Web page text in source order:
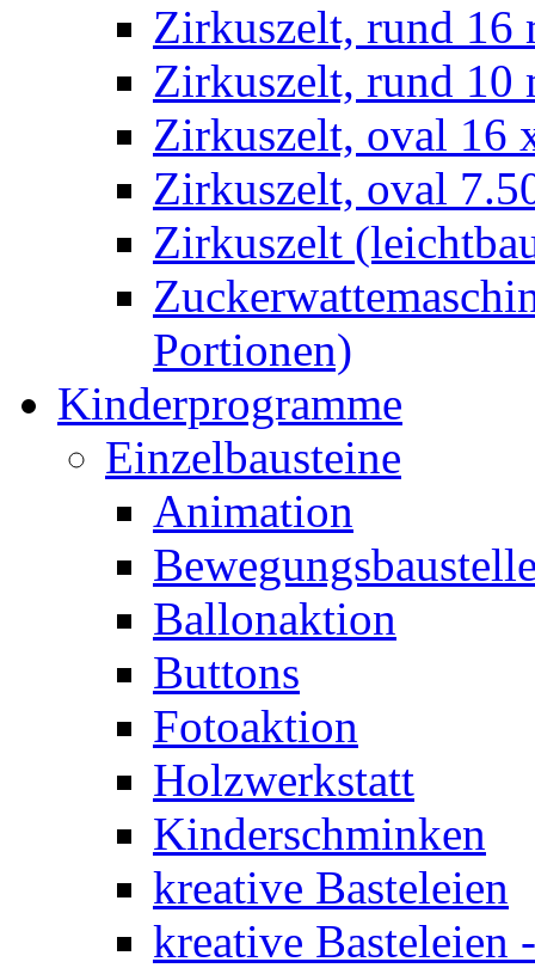
Zirkuszelt, rund 16
Zirkuszelt, rund 10
Zirkuszelt, oval 16
Zirkuszelt, oval
Zirkuszelt
Portionen)
Kinderprogramme
Einzelbausteine
Animation
Ballonaktion
Buttons
Fotoaktion
Holzwerkstatt
Kinderschminken
kreative Basteleien
kreative Basteleien